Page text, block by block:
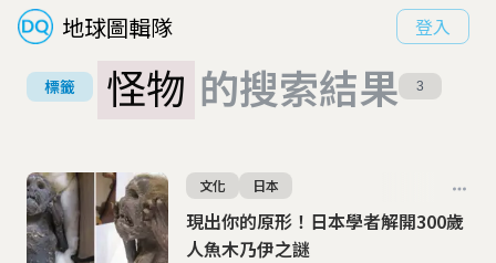
地球圖輯隊 登入
標籤 怪物 的搜索結果 3
現出你的原形！日本學者解開300歲
人魚木乃伊之謎
文化 日本